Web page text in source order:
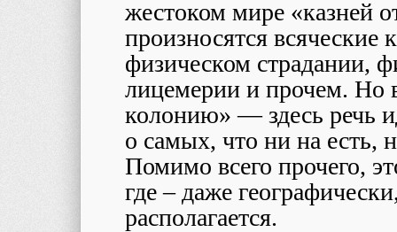
жестоком мире «казней
произносятся
физическом страдании,
лицемерии и прочем. Но
колонию» — здесь речь
о самых, что ни на есть,
Помимо всего прочего,
где – даже
располагается.